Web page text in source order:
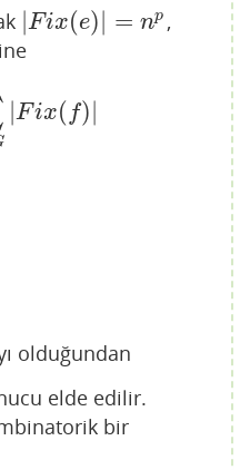
Fix(e) = np
|Fix(e)|= p ,
|Fix( f)
| Fix( | =n p
olduğundan
elde edilir.
bir